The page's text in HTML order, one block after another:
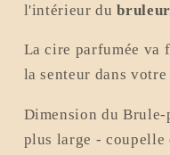
l'intérieur du
La cire parfumée va
la senteur dans
Dimension du Brule-
plus large - coupelle